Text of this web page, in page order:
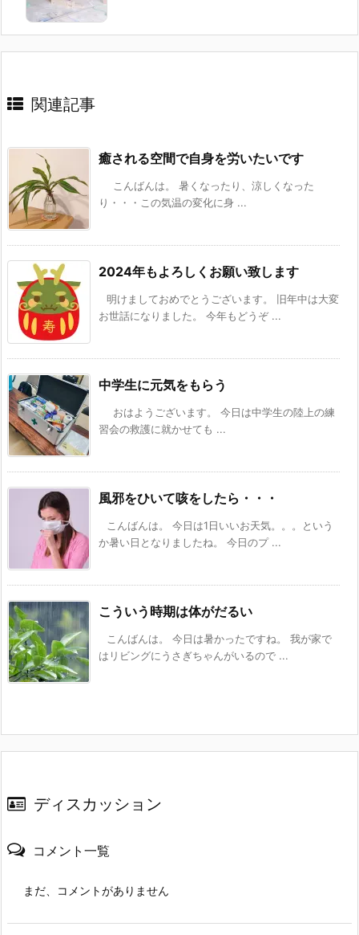
関連記事
癒される空間で自身を労いたいです
こんばんは。 暑くなったり、涼しくなった
り・・・この気温の変化に身 ...
2024年もよろしくお願い致します
明けましておめでとうございます。 旧年中は大変
お世話になりました。 今年もどうぞ ...
中学生に元気をもらう
おはようございます。 今日は中学生の陸上の練
習会の救護に就かせても ...
風邪をひいて咳をしたら・・・
こんばんは。 今日は1日いいお天気。。。という
か暑い日となりましたね。 今日のプ ...
こういう時期は体がだるい
こんばんは。 今日は暑かったですね。 我が家で
はリビングにうさぎちゃんがいるので ...
ディスカッション
コメント一覧
まだ、コメントがありません